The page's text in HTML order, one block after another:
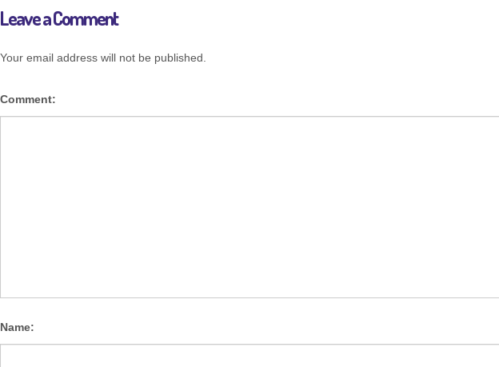
Leave a Comment
Your email address will not be published.
Comment:
Name: